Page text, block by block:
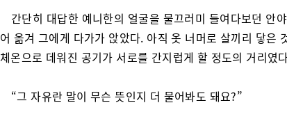
간단히 대답한 예니한의 얼굴을 물끄러미 들여다보던 안
어 옮겨 그에게 다가가 앉았다. 아직 옷 너머로 살끼리 닿은
체온으로 데워진 공기가 서로를 간지럽게 할 정도의 거리였
“그 자유란 말이 무슨 뜻인지 더 물어봐도 돼요?”